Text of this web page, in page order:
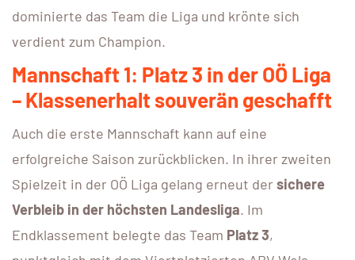
dominierte das Team die Liga und krönte sich
verdient zum Champion.
Mannschaft 1: Platz 3 in der OÖ Liga
– Klassenerhalt souverän geschafft
Auch die erste Mannschaft kann auf eine
erfolgreiche Saison zurückblicken. In ihrer zweiten
Spielzeit in der OÖ Liga gelang erneut der sichere
Verbleib in der höchsten Landesliga. Im
Endklassement belegte das Team Platz 3,